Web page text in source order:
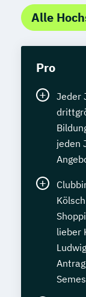
Alle
Pro
Jeder
jeden
lieber